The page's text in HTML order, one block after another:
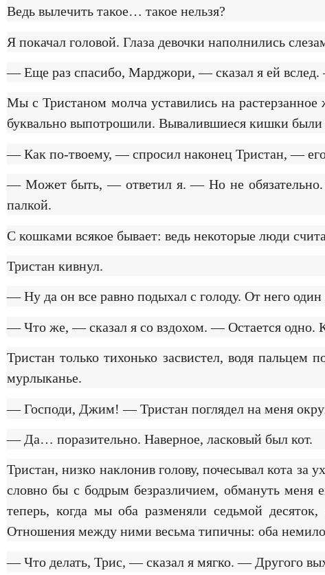
Ведь вылечить такое… такое нельзя?
Я покачал головой. Глаза девочки наполнились
— Еще раз спасибо, Марджори, — сказал я ей вслед.
Мы с Тристаном молча уставились на
буквально выпотрошили. Вывалившиеся кишки были
— Как по-твоему, — спросил наконец Тристан, — его
— Может быть, — ответил я. — Но не обязательно.
палкой.
С кошками всякое бывает: ведь некоторые люди
Тристан кивнул.
— Ну да он все равно подыхал с голоду. От него один
— Что же, — сказал я со вздохом. — Остается одно.
Тристан только тихонько засвистел, водя
мурлыканье.
— Господи, Джим! — Тристан поглядел на меня
— Да… поразительно. Наверное, ласковый был кот.
Тристан, низко наклонив голову, почесывал кота за
словно бы с бодрым безразличием, обмануть меня
теперь, когда мы оба разменяли седьмой
Отношения между ними весьма типичны: оба
— Что делать, Трис, — сказал я мягко. — Другого